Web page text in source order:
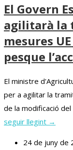
El Govern
agilitarà la
mesures
pesque
El ministre
per a agilitar la
de la modificació
seguir llegint →
24 de juny de